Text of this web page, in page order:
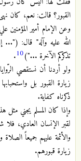
القبور؟ قالت: نعم، كان
وعن الإمام أمير
الله عليه وآله" قال: ("...
تذكركم الآخرة ...")10
.
ولو أردنا أن نستقصي
زيارة القبور بل
ذكرناه كفاية.
وإذا كان المسلم يجني مثل هذه
لقبر الإنسان العادي، فلا
والأئمة عليهم جميعاً
زيارة قبورهم.